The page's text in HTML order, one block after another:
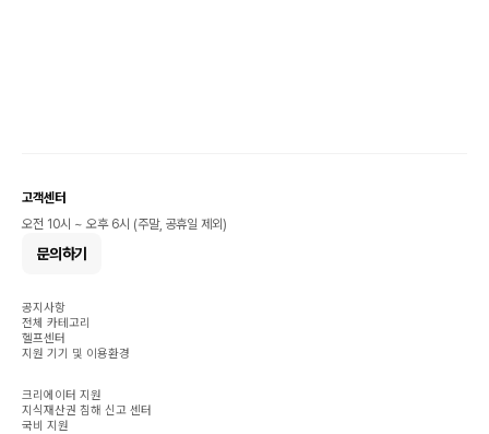
고객센터
오전 10시 ~ 오후 6시 (주말, 공휴일 제외)
문의하기
공지사항
전체 카테고리
헬프센터
지원 기기 및 이용환경
크리에이터 지원
지식재산권 침해 신고 센터
국비 지원